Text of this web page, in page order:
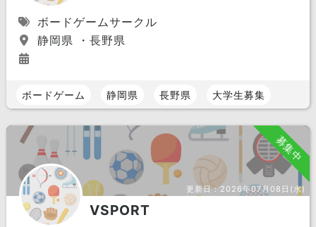
ボードゲームサークル
静岡県 ・長野県
ボードゲーム 静岡県 長野県 大学生募集
募集中
更新日：2026年07月08日(水)
VSPORT